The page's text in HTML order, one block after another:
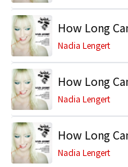
Nadia Lengert
Nadia Lengert
Nadia Lengert